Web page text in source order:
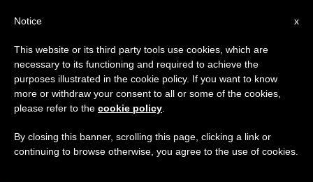
Un católico no puede apoyar
leyes contra la vida o la familia,
asegura el Papa
×
Aviso importante
Del 27 de julio al 7 de agosto haremos la pausa
anual, aprovechando que en el periodo de verano
se generan menos informaciones y también el
x
Notice
This website or its third party tools use cookies, which are
necessary to its functioning and required to achieve the
purposes illustrated in the cookie policy. If you want to know
more or withdraw your consent to all or some of the cookies,
please refer to the cookie policy
By closing this banner, scrolling this page, clicking a link or
continuing to browse otherwise, you agree to the use of cookies.